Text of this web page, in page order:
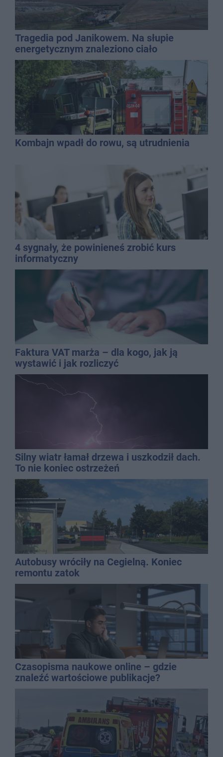
Tragedia pod Janikowem. Na słupie
energetycznym znaleziono ciało
mężczyzny
Kombajn wpadł do rowu, są utrudnienia
4 sygnały, że powinieneś zrobić kurs
informatyczny
Faktura VAT marża – dla kogo, jak ją
wystawić i jak rozliczyć
Silny wiatr łamał drzewa i uszkodził dach.
To nie koniec ostrzeżeń
Autobusy wróciły na Cegielną. Koniec
remontu zatok
Czasopisma naukowe online – gdzie
znaleźć wartościowe publikacje?